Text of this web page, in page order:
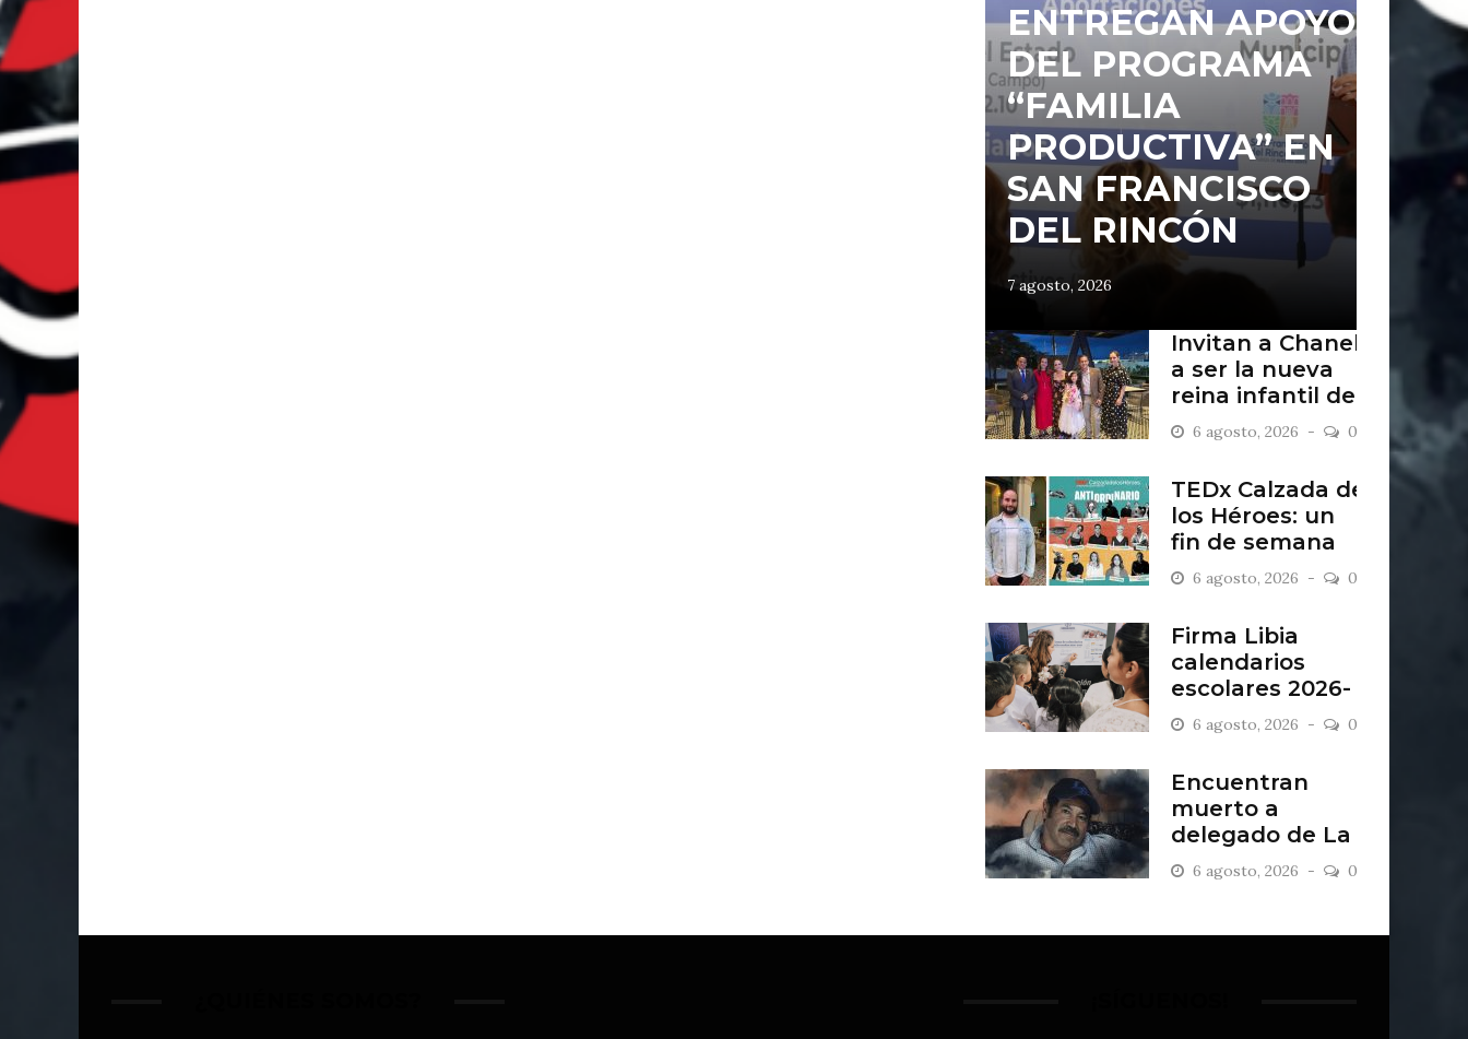
ENTREGAN APOYOS
DEL PROGRAMA
“FAMILIA
PRODUCTIVA” EN
SAN FRANCISCO
DEL RINCÓN
7 agosto, 2026
Invitan a Chanel
a ser la nueva
reina infantil de
San Francisco
del Rincón
6 agosto, 2026 0
TEDx Calzada de
los Héroes: un
fin de semana
“Antiordinario”
en León
6 agosto, 2026 0
Firma Libia
calendarios
escolares 2026-
2027
6 agosto, 2026 0
Encuentran
muerto a
delegado de La
Sandía
6 agosto, 2026 0